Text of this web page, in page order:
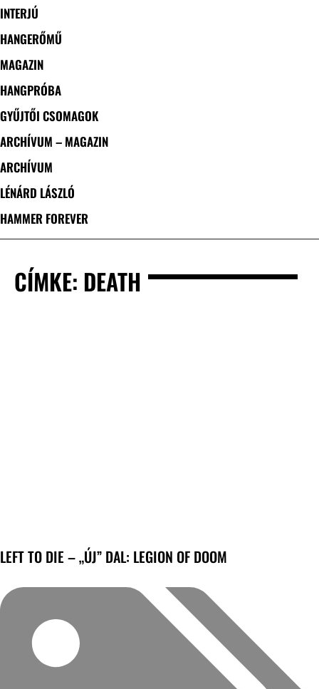
INTERJÚ
HANGERŐMŰ
MAGAZIN
HANGPRÓBA
GYŰJTŐI CSOMAGOK
ARCHÍVUM – MAGAZIN
ARCHÍVUM
LÉNÁRD LÁSZLÓ
HAMMER FOREVER
CÍMKE: DEATH
LEFT TO DIE – „ÚJ” DAL: LEGION OF DOOM